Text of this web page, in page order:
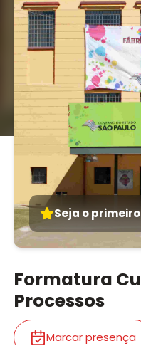
Seja o
Formatura
Processos
Marcar presença